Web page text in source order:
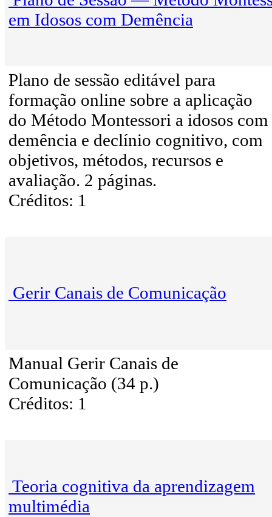
em Idosos com Demência
Plano de sessão editável para
formação online sobre a aplicação
do Método Montessori a idosos com
demência e declínio cognitivo, com
objetivos, métodos, recursos e
avaliação. 2 páginas.
Créditos: 1
Gerir Canais de Comunicação
Manual Gerir Canais de
Comunicação (34 p.)
Créditos: 1
Teoria cognitiva da aprendizagem
multimédia